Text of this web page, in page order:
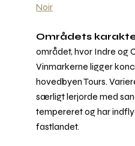
Noir
Områdets
området, hvor Indre og
Vinmarkerne ligger
hovedbyen Tours.
særligt lerjorde med
tempereret og har
fastlandet.